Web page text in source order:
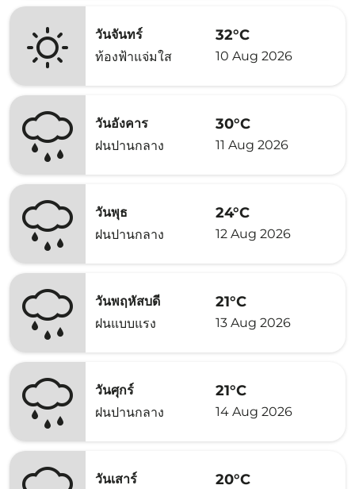
วันจันทร์
ท้องฟ้าแจ่มใส
32°C
10 Aug 2026
วันอังคาร
ฝนปานกลาง
30°C
11 Aug 2026
วันพุธ
ฝนปานกลาง
24°C
12 Aug 2026
วันพฤหัสบดี
ฝนแบบแรง
21°C
13 Aug 2026
วันศุกร์
ฝนปานกลาง
21°C
14 Aug 2026
วันเสาร์
20°C